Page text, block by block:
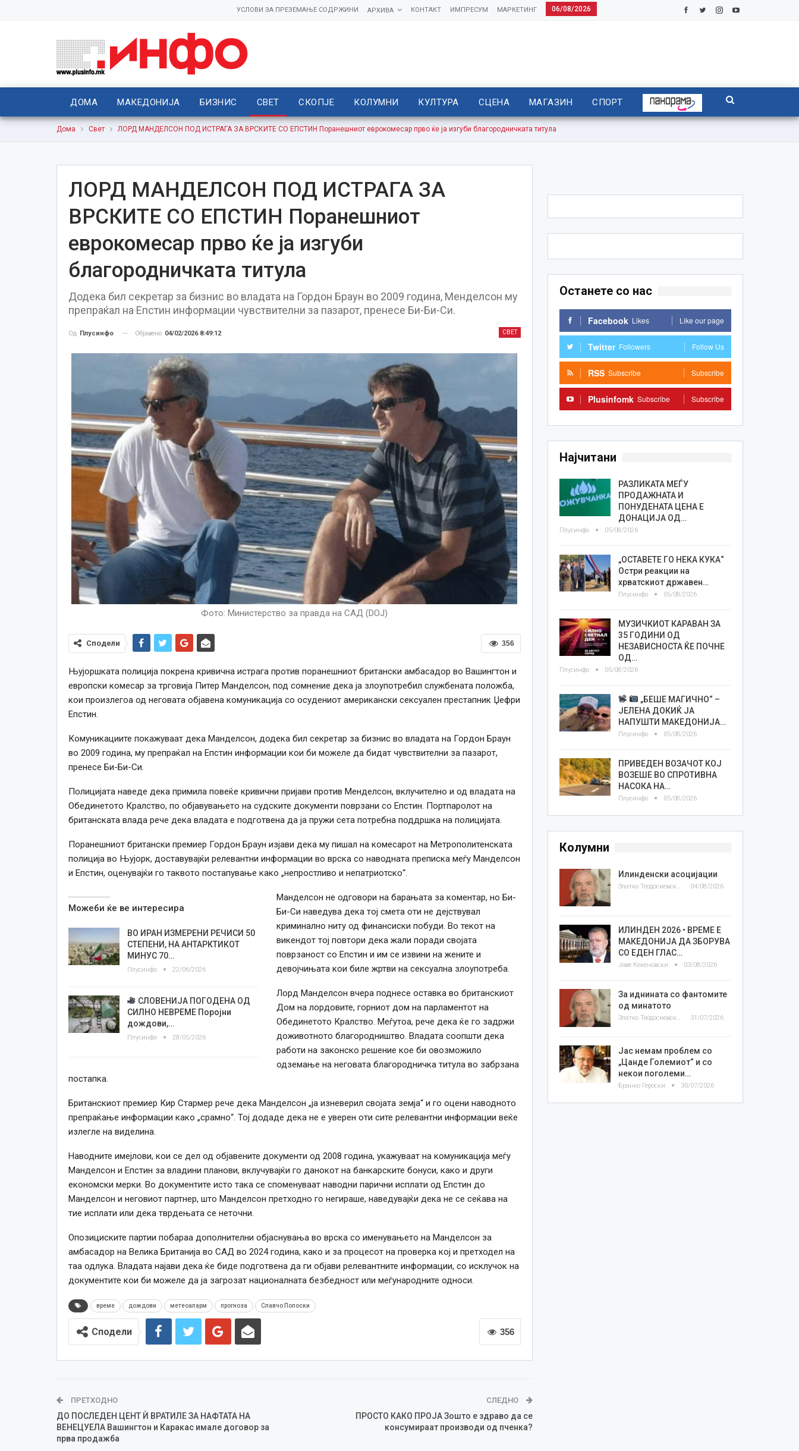
06/08/2026
МАРКЕТИНГ
ИМПРЕСУМ
КОНТАКТ
АРХИВА
УСЛОВИ ЗА ПРЕЗЕМАЊЕ СОДРЖИНИ
ДОМА МАКЕДОНИЈА БИЗНИС СВЕТ СКОПЈЕ КОЛУМНИ КУЛТУРА СЦЕНА МАГАЗИН СПОРТ
Дома Свет ЛОРД МАНДЕЛСОН ПОД ИСТРАГА ЗА ВРСКИТЕ СО ЕПСТИН Поранешниот еврокомесар прво ќе ја изгуби благородничката титула
ЛОРД МАНДЕЛСОН ПОД ИСТРАГА ЗА
ВРСКИТЕ СО ЕПСТИН Поранешниот
еврокомесар прво ќе ја изгуби
благородничката титула
Додека бил секретар за бизнис во владата на Гордон Браун во 2009 година, Менделсон му
препраќал на Епстин информации чувствителни за пазарот, пренесе Би-Би-Си.
СВЕТ
Од Плусинфо Објавено 04/02/2026 8:49:12
Фото: Министерство за правда на САД (DOJ)
356
Сподели
Њујоршката полиција покрена кривична истрага против поранешниот британски амбасадор во Вашингтон и
европски комесар за трговија Питер Манделсон, под сомнение дека ја злоупотребил службената положба,
кои произлегоа од неговата објавена комуникација со осудениот американски сексуален престапник Џефри
Епстин.
Комуникациите покажуваат дека Манделсон, додека бил секретар за бизнис во владата на Гордон Браун
во 2009 година, му препраќал на Епстин информации кои би можеле да бидат чувствителни за пазарот,
пренесе Би-Би-Си.
Полицијата наведе дека примила повеќе кривични пријави против Менделсон, вклучително и од владата на
Обединетото Кралство, по објавувањето на судските документи поврзани со Епстин. Портпаролот на
британската влада рече дека владата е подготвена да ја пружи сета потребна поддршка на полицијата.
Поранешниот британски премиер Гордон Браун изјави дека му пишал на комесарот на Метрополитенската
полиција во Њујорк, доставувајќи релевантни информации во врска со наводната преписка меѓу Манделсон
и Епстин, оценувајќи го таквото постапување како „непростливо и непатриотско“.
Можеби ќе ве интересира
ВО ИРАН ИЗМЕРЕНИ РЕЧИСИ 50
СТЕПЕНИ, НА АНТАРКТИКОТ
МИНУС 70…
Плусинфо 22/06/2026
СЛОВЕНИЈА ПОГОДЕНА ОД
СИЛНО НЕВРЕМЕ Поројни
дождови,…
Плусинфо 28/05/2026
Манделсон не одговори на барањата за коментар, но Би-
Би-Си наведува дека тој смета оти не дејствувал
криминално ниту од финансиски побуди. Во текот на
викендот тој повтори дека жали поради својата
поврзаност со Епстин и им се извини на жените и
девојчињата кои биле жртви на сексуална злоупотреба.
Лорд Манделсон вчера поднесе оставка во британскиот
Дом на лордовите, горниот дом на парламентот на
Обединетото Кралство. Меѓутоа, рече дека ќе го задржи
доживотното благородништво. Владата соопшти дека
работи на законско решение кое би овозможило
одземање на неговата благородничка титула во забрзана
постапка.
Британскиот премиер Кир Стармер рече дека Манделсон „ја изневерил својата земја“ и го оцени наводното
препраќање информации како „срамно“. Тој додаде дека не е уверен оти сите релевантни информации веќе
излегле на виделина.
Наводните имејлови, кои се дел од објавените документи од 2008 година, укажуваат на комуникација меѓу
Манделсон и Епстин за владини планови, вклучувајќи го данокот на банкарските бонуси, како и други
економски мерки. Во документите исто така се споменуваат наводни парични исплати од Епстин до
Манделсон и неговиот партнер, што Манделсон претходно го негираше, наведувајќи дека не се сеќава на
тие исплати или дека тврдењата се неточни.
Опозициските партии побараа дополнителни објаснувања во врска со именувањето на Манделсон за
амбасадор на Велика Британија во САД во 2024 година, како и за процесот на проверка кој и претходел на
таа одлука. Владата најави дека ќе биде подготвена да ги објави релевантните информации, со исклучок на
документите кои би можеле да ја загрозат националната безбедност или меѓународните односи.
време дождови метеоаларм прогноза Славчо Попоски
356
Сподели
ПРЕТХОДНО
ДО ПОСЛЕДЕН ЦЕНТ Ѝ ВРАТИЛЕ ЗА НАФТАТА НА
ВЕНЕЦУЕЛА Вашингтон и Каракас имале договор за
прва продажба
СЛЕДНО
ПРОСТО КАКО ПРОЈА Зошто е здраво да се
консумираат производи од пченка?
Останете со нас
Facebook Likes Like our page
Twitter Followers Follow Us
RSS Subscribe Subscribe
Plusinfomk Subscribe Subscribe
Најчитани
РАЗЛИКАТА МЕЃУ
ПРОДАЖНАТА И
ПОНУДЕНАТА ЦЕНА Е
ДОНАЦИЈА ОД…
Плусинфо 05/08/2026
„ОСТАВЕТЕ ГО НЕКА КУКА“
Остри реакции на
хрватскиот државен…
Плусинфо 05/08/2026
МУЗИЧКИОТ КАРАВАН ЗА
35 ГОДИНИ ОД
НЕЗАВИСНОСТА ЌЕ ПОЧНЕ
ОД…
Плусинфо 05/08/2026
„БЕШЕ МАГИЧНО“ –
ЈЕЛЕНА ДОКИЌ ЈА
НАПУШТИ МАКЕДОНИЈА…
Плусинфо 05/08/2026
ПРИВЕДЕН ВОЗАЧОТ КОЈ
ВОЗЕШЕ ВО СПРОТИВНА
НАСОКА НА…
Плусинфо 05/08/2026
Колумни
Илинденски асоцијации
Златко Теодосиевски 04/08/2026
ИЛИНДЕН 2026 • ВРЕМЕ Е
МАКЕДОНИЈА ДА ЗБОРУВА
СО ЕДЕН ГЛАС…
Јове Кекеновски 03/08/2026
За иднината со фантомите
од минатото
Златко Теодосиевски 31/07/2026
Јас немам проблем со
„Цанде Големиот“ и со
некои поголеми…
Бранко Героски 30/07/2026